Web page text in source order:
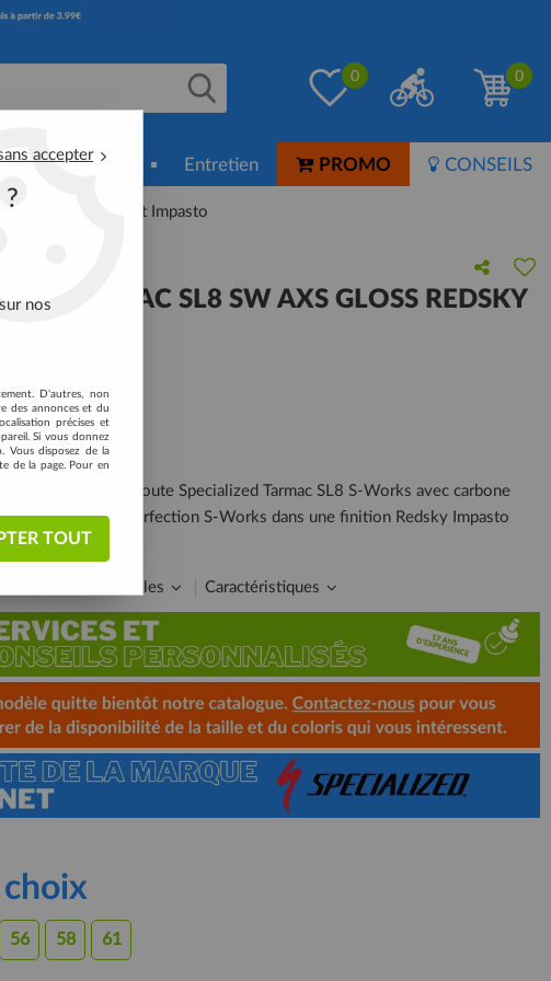
0 0
Nutrition-Soin Entretien PROMO CONSEILS
Shdwsil Wht Impasto
TARMAC SL8 SW AXS GLOSS REDSKY
votre avis !
route, le vélo de route Specialized Tarmac SL8 S-Works avec carbone
Red AXS. La perfection S-Works dans une finition Redsky Impasto
Guide des tailles Caractéristiques
choix
56 58 61
accepter
nos
D'autres, non
des annonces et du
précises et
Si vous donnez
Vous disposez de la
de la page. Pour en
TOUT